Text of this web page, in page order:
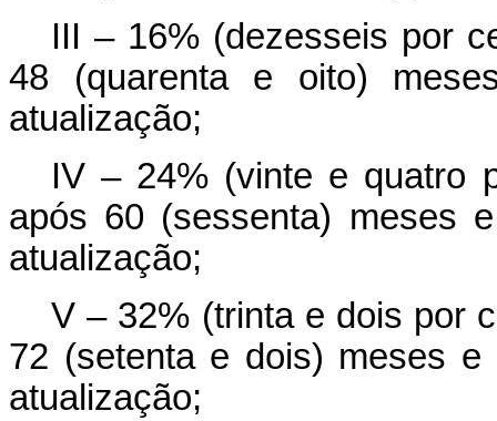
III – 16% (dezesseis por
48 (quarenta e oito)
atualização;
IV – 24% (vinte e quatro
após 60 (sessenta) meses
atualização;
V – 32% (trinta e dois por
72 (setenta e dois) meses
atualização;